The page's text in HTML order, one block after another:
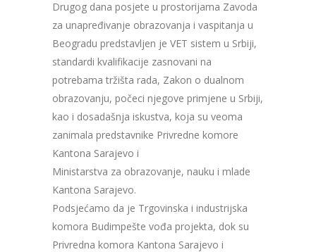
Drugog dana posjete u prostorijama Zavoda
za unapređivanje obrazovanja i vaspitanja u
Beogradu predstavljen je VET sistem u Srbiji,
standardi kvalifikacije zasnovani na
potrebama tržišta rada, Zakon o dualnom
obrazovanju, počeci njegove primjene u Srbiji,
kao i dosadašnja iskustva, koja su veoma
zanimala predstavnike Privredne komore
Kantona Sarajevo i
Ministarstva za obrazovanje, nauku i mlade
Kantona Sarajevo.
Podsjećamo da je Trgovinska i industrijska
komora Budimpešte vođa projekta, dok su
Privredna komora Kantona Sarajevo i